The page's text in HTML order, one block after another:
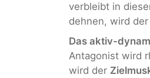
verbleibt in
dehnen, wird der
Das aktiv-
Antagonist wird
wird der